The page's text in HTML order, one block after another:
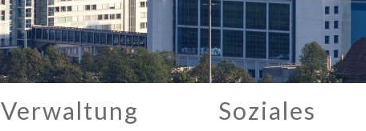
Verwaltung Soziales